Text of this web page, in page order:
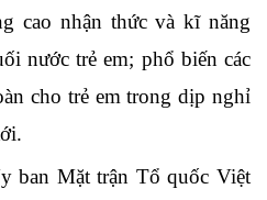
cao nhận thức và kĩ năng
nước trẻ em; phổ biến các
cho trẻ em trong dịp nghỉ
ban Mặt trận Tổ quốc Việt